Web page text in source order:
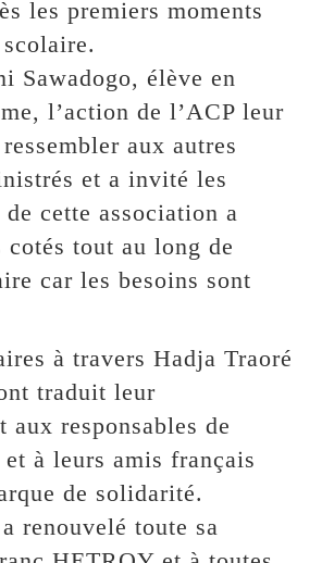
les premiers moments
Sawadogo, élève en
l’action de l’ACP leur
aux autres
et a invité les
de cette association a
cotés tout au long de
car les besoins sont
à travers Hadja Traoré
traduit leur
aux responsables de
à leurs amis français
de solidarité.
renouvelé toute sa